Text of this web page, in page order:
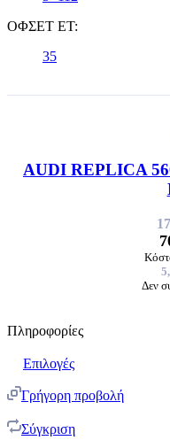
ΟΦΣΕΤ ET:
35
AUDI REPLICA
Δεν
Πληροφορίες
Επιλογές
Γρήγορη προβολή
Σύγκριση